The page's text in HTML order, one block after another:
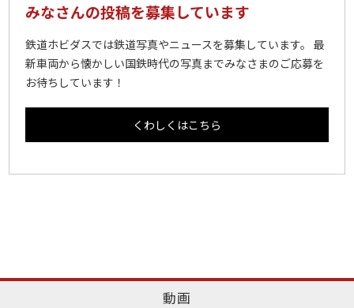
みなさんの投稿を募集しています
鉄道ホビダスでは鉄道写真やニュースを募集しています。 最
新車両から懐かしい国鉄時代の写真までみなさまのご応募を
お待ちしています！
くわしくはこちら
動画